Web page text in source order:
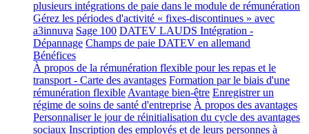
plusieurs intégrations de paie dans le module de rémunération
Gérez les périodes d'activité « fixes-discontinues » avec
a3innuva Sage 100 DATEV LAUDS Intégration -
Dépannage Champs de paie DATEV en allemand
Bénéfices
À propos de la rémunération flexible pour les repas et le
transport - Carte des avantages Formation par le biais d'une
rémunération flexible Avantage bien-être Enregistrer un
régime de soins de santé d'entreprise À propos des avantages
Personnaliser le jour de réinitialisation du cycle des avantages
sociaux Inscription des employés et de leurs personnes à